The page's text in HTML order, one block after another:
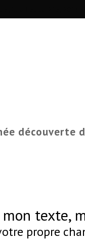
découverte
texte,
propre